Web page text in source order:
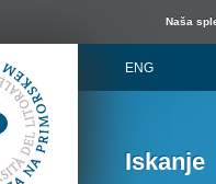
Naša
ENG
Iskanje